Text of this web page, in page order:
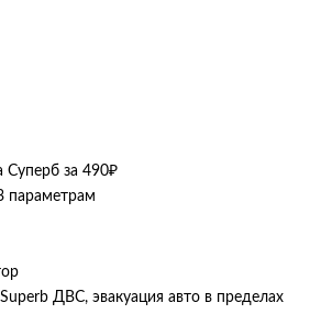
за 490₽
параметрам
ДВС, эвакуация авто в пределах